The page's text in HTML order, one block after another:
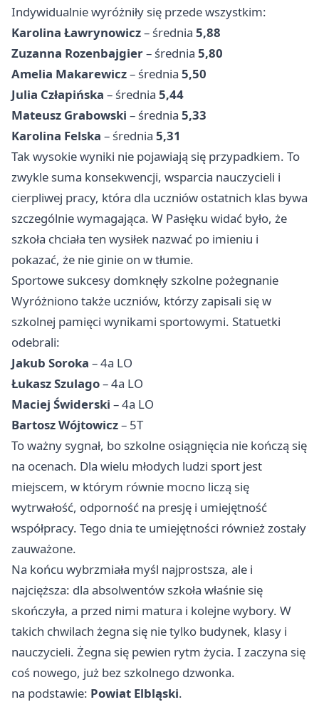
Indywidualnie wyróżniły się przede wszystkim:
Karolina Ławrynowicz– średnia 5,88
Zuzanna Rozenbajgier– średnia 5,80
Amelia Makarewicz– średnia 5,50
Julia Człapińska – średnia 5,44
Mateusz Grabowski – średnia 5,33
Karolina Felska – średnia 5,31
Tak wysokie wyniki nie pojawiają się przypadkiem. To
zwykle suma konsekwencji, wsparcia nauczycieli i
cierpliwej pracy, która dla uczniów ostatnich klas bywa
szczególnie wymagająca. W Pasłęku widać było, że
szkoła chciała ten wysiłek nazwać po imieniu i
pokazać, że nie ginie on w tłumie.
Sportowe sukcesy domknęły szkolne pożegnanie
Wyróżniono także uczniów, którzy zapisali się w
szkolnej pamięci wynikami sportowymi. Statuetki
odebrali:
Jakub Soroka – 4a LO
Łukasz Szulago– 4a LO
Maciej Świderski – 4a LO
Bartosz Wójtowicz– 5T
To ważny sygnał, bo szkolne osiągnięcia nie kończą się
na ocenach. Dla wielu młodych ludzi sport jest
miejscem, w którym równie mocno liczą się
wytrwałość, odporność na presję i umiejętność
współpracy. Tego dnia te umiejętności również zostały
zauważone.
Na końcu wybrzmiała myśl najprostsza, ale i
najcięższa: dla absolwentów szkoła właśnie się
skończyła, a przed nimi matura i kolejne wybory. W
takich chwilach żegna się nie tylko budynek, klasy i
nauczycieli. Żegna się pewien rytm życia. I zaczyna się
coś nowego, już bez szkolnego dzwonka.
na podstawie: Powiat Elbląski.